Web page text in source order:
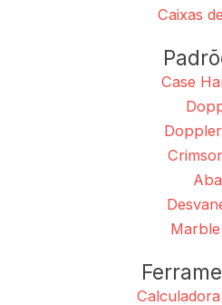
Caixas
Case
Marble